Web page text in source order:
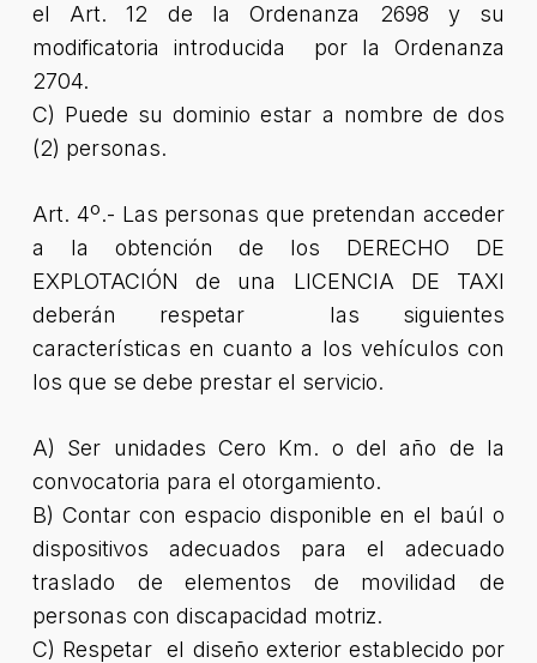
el Art. 12 de la Ordenanza 2698 y su
modificatoria introducida por la Ordenanza
2704.
C) Puede su dominio estar a nombre de dos
(2) personas.
Art. 4º.- Las personas que pretendan acceder
a la obtención de los DERECHO DE
EXPLOTACIÓN de una LICENCIA DE TAXI
deberán respetar las siguientes
características en cuanto a los vehículos con
los que se debe prestar el servicio.
A) Ser unidades Cero Km. o del año de la
convocatoria para el otorgamiento.
B) Contar con espacio disponible en el baúl o
dispositivos adecuados para el adecuado
traslado de elementos de movilidad de
personas con discapacidad motriz.
C) Respetar el diseño exterior establecido por